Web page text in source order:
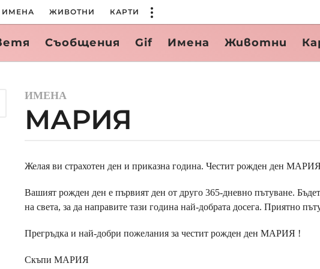
ИМЕНА ЖИВОТНИ КАРТИ
Съобщения Gif Имена Животни
3
г
н
a
g
2
г
ИМЕНА
МАРИЯ
y
G
Желая ви страхотен ден и приказна година. Честит рожден ден МАРИЯ
Вашият рожден ден е първият ден от друго 365-дневно пътуване.
на света, за да направите тази година най-добрата досега. Приятно
Прегръдка и най-добри пожелания за честит рожден ден МАРИЯ !
Скъпи МАРИЯ